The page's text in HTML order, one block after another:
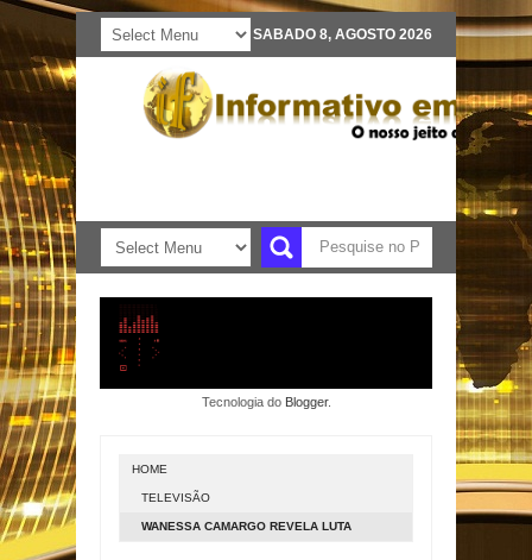
SABADO 8, AGOSTO 2026
Tecnologia do Blogger.
HOME
TELEVISÃO
WANESSA CAMARGO REVELA LUTA